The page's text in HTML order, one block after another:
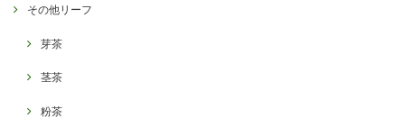
その他リーフ
芽茶
茎茶
粉茶